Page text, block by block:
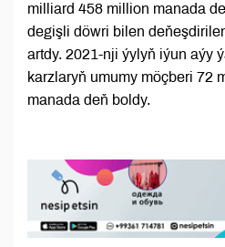
milliard 458 million manada
degişli döwri bilen
artdy. 2021-nji ýylyň iýun aýy
karzlaryň umumy möçberi 72
manada deň boldy.